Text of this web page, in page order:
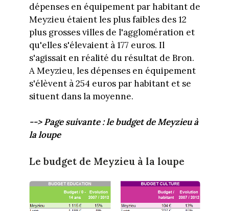
dépenses en équipement par habitant de
Meyzieu étaient les plus faibles des 12
plus grosses villes de l'agglomération et
qu'elles s'élevaient à 177 euros. Il
s'agissait en réalité du résultat de Bron.
A Meyzieu, les dépenses en équipement
s'élèvent à 254 euros par habitant et se
situent dans la moyenne.
--> Page suivante : le budget de Meyzieu à
la loupe
Le budget de Meyzieu à la loupe